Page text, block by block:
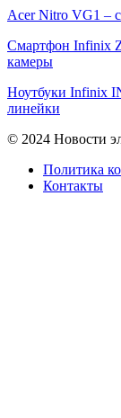
Acer Nitro VG1 –
Смартфон Infinix
камеры
Ноутбуки Infinix
линейки
© 2024 Новости
Политика
Контакты